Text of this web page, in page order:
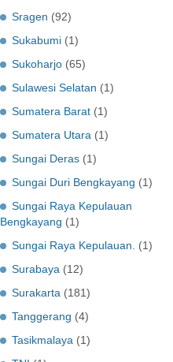
Sragen (92)
Sukabumi (1)
Sukoharjo (65)
Sulawesi Selatan (1)
Sumatera Barat (1)
Sumatera Utara (1)
Sungai Deras (1)
Sungai Duri Bengkayang (1)
Sungai Raya Kepulauan
Bengkayang (1)
Sungai Raya Kepulauan.
(1)
Surabaya (12)
Surakarta (181)
Tanggerang (4)
Tasikmalaya (1)